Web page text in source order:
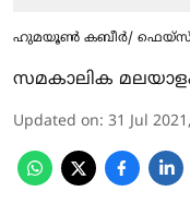
ഹുമയൂൺ കബീർ/
സമകാലിക
Updated on: 31 Jul